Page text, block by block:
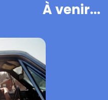
À venir...